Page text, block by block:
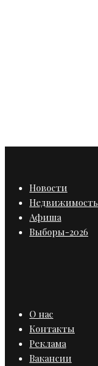
Новости
Недвижимость
Афиша
Выборы-2026
О нас
Контакты
Реклама
Вакансии